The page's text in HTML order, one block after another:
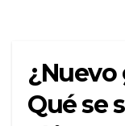
¿Nuevo
Qué se